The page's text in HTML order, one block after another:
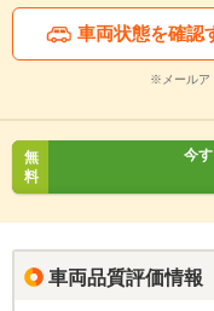
車両状態を確認
※メールア
無
料
今
車両品質評価情報